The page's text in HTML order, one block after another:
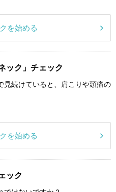
を始める
ック」チェック
見続けていると、肩こりや頭痛の
を始める
ック